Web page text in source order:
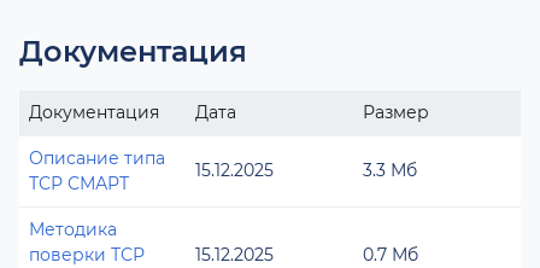
Документация
Документация Дата Размер
Описание типа
ТСР СМАРТ
15.12.2025 3.3 Мб
Методика
поверки ТСР
15.12.2025 0.7 Мб